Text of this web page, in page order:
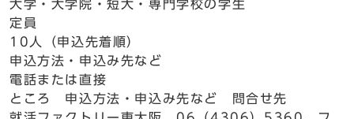
大学・大学院・短大・専門学校の学生
定員
10人（申込先着順）
申込方法・申込み先など
電話または直接
ところ 申込方法・申込み先など 問合せ先